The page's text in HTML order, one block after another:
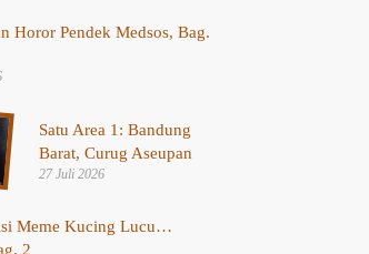
Horor Pendek Medsos, Bag.
Satu Area 1: Bandung
Barat, Curug Aseupan
27 Juli 2026
Meme Kucing Lucu…
2